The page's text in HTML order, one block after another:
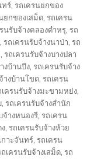
ทร์,รถเครนยกของ
ยกของเสม็ด,รถเครน
นรับจ้างคลองตำหรุ,รถ
,รถเครนรับจ้างนาป่า,รถ
,รถเครนรับจ้างบางปลา
งบ้านบึง,รถเครนรับจ้าง
างบ้านโขด,รถเครน
เครนรับจ้างมะขามหย่ง,
,รถเครนรับจ้างสำนัก
จ้างหนองรี,รถเครน
,รถเครนรับจ้างห้วย
กาะจันทร์,รถเครน
ถเครนรับจ้างเสม็ด,รถ